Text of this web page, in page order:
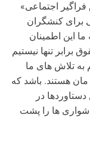
اجتماعی»
برای کنشگران
این اطمینان
تنها نیستیم
به تلاش های ما
مان هستند. باشد که
در
ها را پشت